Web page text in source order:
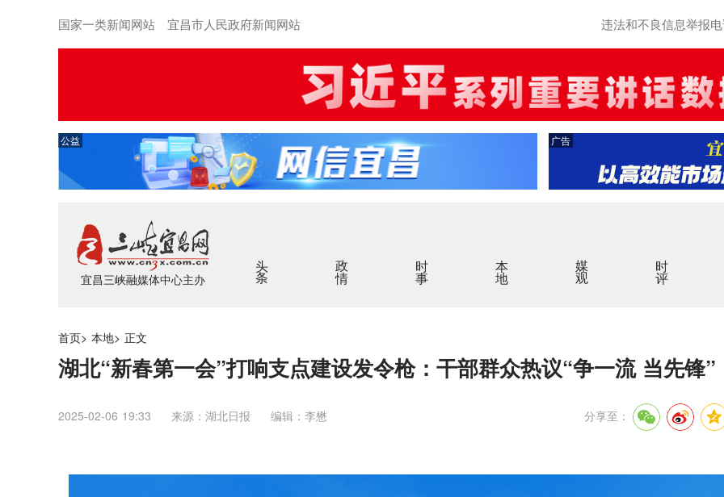
国家一类新闻网站 宜昌市人民政府新闻网站 违法和不良信息举报
公益 广告
宜昌三峡融媒体中心主办
头条 政情 时事 本地 媒观 时评
首页> 本地> 正文
湖北“新春第一会”打响支点建设发令枪：干部群众热议“争一流 当先锋”
2025-02-06 19:33 来源：湖北日报 编辑：李懋 分享至：